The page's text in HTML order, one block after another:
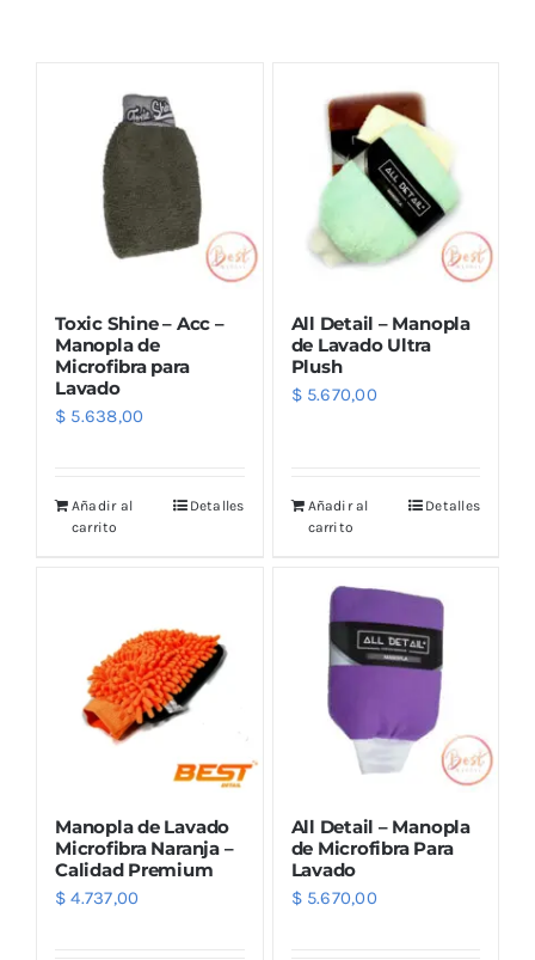
Combos
Mayorista
Marcas
Noticias
Toxic Shine – Acc –
Manopla de
Microfibra para
Lavado
$ 5.638,00
Añadir al
carrito
Detalles
All Detail – Manopla
de Lavado Ultra
Plush
$5.670,00
Añadir al
carrito
Detalles
Manopla de Lavado
Microfibra Naranja –
Calidad Premium
$ 4.737,00
All Detail – Manopla
de Microfibra Para
Lavado
$5.670,00